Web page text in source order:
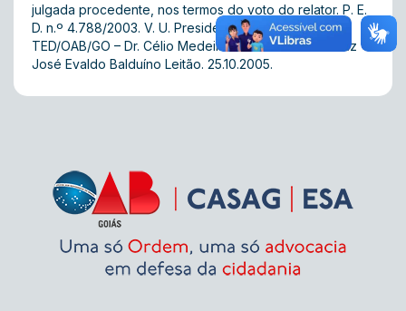
julgada procedente, nos termos do voto do relator. P. E.
D. n.º 4.788/2003. V. U. Presidente da 1ª Turma do
TED/OAB/GO – Dr. Célio Medeiros Cunha. Relator  Juiz
José Evaldo Balduíno Leitão. 25.10.2005.